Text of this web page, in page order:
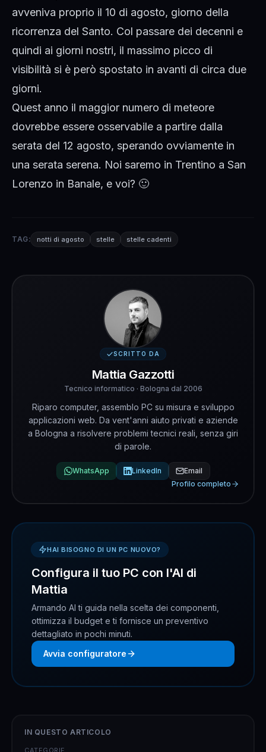
avveniva proprio il 10 di agosto, giorno della
ricorrenza del Santo. Col passare dei decenni e
quindi ai giorni nostri, il massimo picco di
visibilità si è però spostato in avanti di circa due
giorni.
Quest anno il maggior numero di meteore
dovrebbe essere osservabile a partire dalla
serata del 12 agosto, sperando ovviamente in
una serata serena. Noi saremo in Trentino a San
Lorenzo in Banale, e voi? 🙂
TAG: notti di agosto stelle stelle cadenti
SCRITTO DA
Mattia Gazzotti
Tecnico informatico · Bologna dal 2006
Riparo computer, assemblo PC su misura e sviluppo
applicazioni web. Da vent'anni aiuto privati e aziende
a Bologna a risolvere problemi tecnici reali, senza giri
di parole.
WhatsApp LinkedIn
Email
Profilo completo
HAI BISOGNO DI UN PC NUOVO?
Configura il tuo PC con l'AI di
Mattia
Armando AI ti guida nella scelta dei componenti,
ottimizza il budget e ti fornisce un preventivo
dettagliato in pochi minuti.
Avvia configuratore
IN QUESTO ARTICOLO
CATEGORIE